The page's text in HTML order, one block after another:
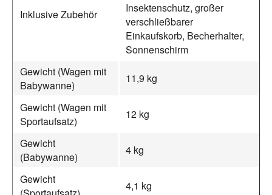
Inklusive Zubehör
Insektenschutz, großer
verschließbarer
Einkaufskorb, Becherhalter,
Sonnenschirm
Gewicht (Wagen mit
Babywanne)
11,9 kg
Gewicht (Wagen mit
Sportaufsatz)
12 kg
Gewicht
(Babywanne)
4 kg
Gewicht
4,1 kg